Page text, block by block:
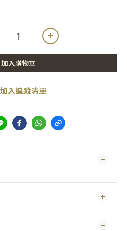
加入購物車
加入追蹤清單